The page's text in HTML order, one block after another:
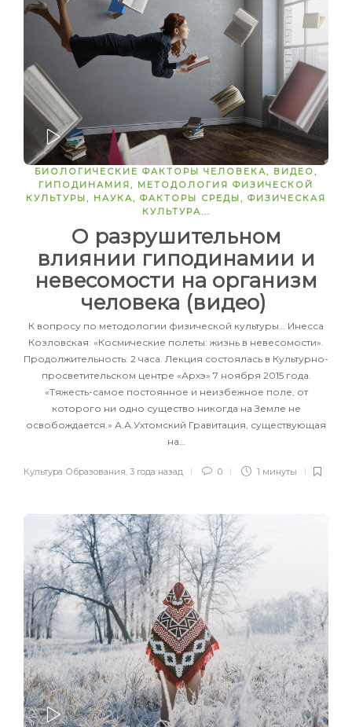
ЗАПУСТИТЬ
БИОЛОГИЧЕСКИЕ ФАКТОРЫ ЧЕЛОВЕКА, ВИДЕО,
ГИПОДИНАМИЯ, МЕТОДОЛОГИЯ ФИЗИЧЕСКОЙ
КУЛЬТУРЫ, НАУКА, ФАКТОРЫ СРЕДЫ, ФИЗИЧЕСКАЯ
КУЛЬТУРА...
О разрушительном
влиянии гиподинамии и
невесомости на организм
человека (видео)
К вопросу по методологии физической культуры… Инесса
Козловская: «Космические полеты: жизнь в невесомости».
Продолжительность: 2 часа. Лекция состоялась в Культурно-
просветительском центре «Архэ» 7 ноября 2015 года.
«Тяжесть-самое постоянное и неизбежное поле, от
которого ни одно существо никогда на Земле не
освобождается.» А.А.Ухтомский Гравитация, существующая
на…
Культура Образования, 3 года назад 0 1 минуты